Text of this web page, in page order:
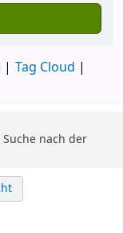
Tag Cloud
nach der